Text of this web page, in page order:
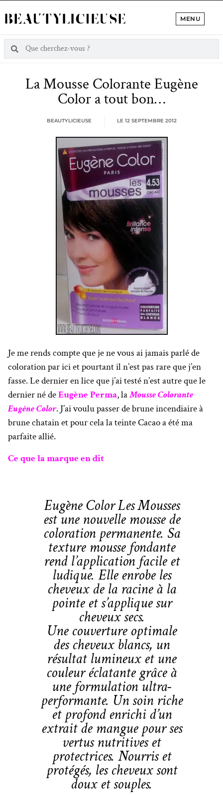
MENU
La Mousse Colorante Eugène
Color a tout bon…
BEAUTYLICIEUSE LE 12 SEPTEMBRE 2012
Je me rends compte que je ne vous ai jamais parlé de
coloration par ici et pourtant il n’est pas rare que j’en
fasse. Le dernier en lice que j’ai testé n’est autre que le
dernier né deEugène Perma, laMousse Colorante
Eugène Color. J’ai voulu passer de brune incendiaire à
brune chatain et pour cela la teinte Cacao a été ma
parfaite allié.
Ce que la marque en dit
Eugène Color Les Mousses
est une nouvelle mousse de
coloration permanente. Sa
texture mousse fondante
rend l’application facile et
ludique. Elle enrobe les
cheveux de la racine à la
pointe et s’applique sur
cheveux secs.
Une couverture optimale
des cheveux blancs, un
résultat lumineux et une
couleur éclatante grâce à
une formulation ultra-
performante. Un soin riche
et profond enrichi d’un
extrait de mangue pour ses
vertus nutritives et
protectrices. Nourris et
protégés, les cheveux sont
doux et souples.